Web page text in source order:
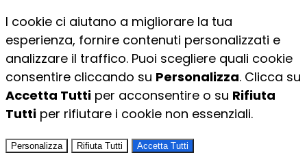
I cookie ci aiutano a migliorare la tua
esperienza, fornire contenuti personalizzati e
analizzare il traffico. Puoi scegliere quali cookie
consentire cliccando su Personalizza. Clicca su
Accetta Tutti per acconsentire o su Rifiuta
Tutti per rifiutare i cookie non essenziali.
Personalizza Rifiuta Tutti Accetta Tutti